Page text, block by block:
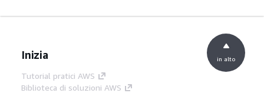
Inizia
Tutorial pratici AWS
Biblioteca di soluzioni AWS
in alto